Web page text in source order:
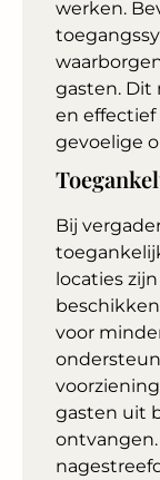
werken.
gasten. Dit
en effectief
gevoelige
Bij
locaties
voor
gasten uit